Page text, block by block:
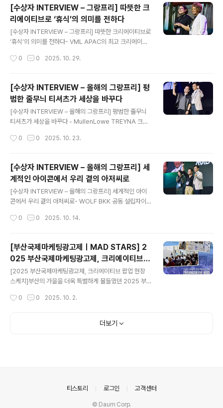
랑프리 수상작을 소개합니다. 바로 방글라데시의 크리에이
티브 에이전시 POP5가 쇼프노도라(SHOPNODHORA)
와 함께선보인 ‘Plot Farming’ 캠페인입니다. 이 작품은
SDGs (Sustainable Development Goals) Stars 부
문 골드에 이어 그랑프리까지 수상하며, 비즈니스의 본질
브’로 주목받았습니다.'버려진 땅..
[수상자 INTERVIEW – 그랑프리] 따뜻한 크
리에이티브로 ‘휴식’의 의미를 전하다
[수상자 INTERVIEW – 그랑프리] 따뜻한 크리에이티브로
‘휴식’의 의미를 전하다- VML APAC의 최고 크리에이티
의 크리에이티브를 만날 수 있는 곳, MAD STARS!이번에
바로 필리핀 VML Manila이 선보인 네슬레(Nestlé)의 ‘K
itKat Break Bar’ 캠페인입니다.이 작품은 MAD STAR
S 2025에서 무려 2개의 그랑프리와 함께 골드, 실버, 브
론즈 각 1개씩을 수상하며 주목받은 캠페인 중 하나로 이름
을 올렸습니다. 일상 속 ‘브레이크’를 되찾게 한, KitKat의
독특한 문화가 있습니다.직원..
0 0 2025. 10. 29.
[수상자 INTERVIEW – 올해의 그랑프리] 평
범한 줄무늬 티셔츠가 세상을 바꾸다
[수상자 INTERVIEW – 올해의 그랑프리] 평범한 줄무늬
티셔츠가 세상을 바꾸다 - MullenLowe TREYNA 크리
rvice, P&S) 올해의 그랑프리 수상작,태국 WOLF BKK
다. [수상자 INTERVIEW – 올해의 그랑프리] 세계적인 아
이콘에서 우리 곁의 아저씨로[수상자 INTERVIEW – 올해
의 그랑프리] 세계적인 아이콘에서 우리 곁의 아저씨로-
WOLF BKK 공동 설립자이자 최고 크리에이티브 책임자
(CCO), Torsak Chuenprapar 매년 세상을 바꿀 다양
고(Public Servic..
0 0 2025. 10. 23.
[수상자 INTERVIEW – 올해의 그랑프리] 세
계적인 아이콘에서 우리 곁의 아저씨로
[수상자 INTERVIEW – 올해의 그랑프리] 세계적인 아이
콘에서 우리 곁의 아저씨로- WOLF BKK 공동 설립자이
apar 매년 세상을 바꿀 다양한 크리에이티브 솔루션이 공
은 작품들을 통해 기발한 아이디어와 창의적인 시도를 만
나볼 수 있었습니다. 예선과 본선 심사를 거쳐 최고 영예상
인 올해의 그랑프리(Grand Prix of the Year)를 비롯해
그랑프리, 골드, 실버, 브론즈, 크리스탈이 시상되었으며,
특히 올해의 그랑프리는 제품 서비스(Product & Servic
g, PSA) 부문에서 각각 1편..
0 0 2025. 10. 14.
[부산국제마케팅광고제ㅣMAD STARS] 2
025 부산국제마케팅광고제, 크리에이티브
팝업 돌아보기
[2025 부산국제마케팅광고제, 크리에이티브 팝업 현장
스케치]부산의 가을을 더욱 특별하게 물들였던 2025 부
즐길 수 있었던 이번 행사는광고·마케팅·디지털 콘텐츠의
는데요! 세상을 바꾸는 창의적인 광고들이 모인 MAD ST
(일), 부산근현대역사관 별관에서 열렸습니..
0 0 2025. 10. 2.
더보기
티스토리 로그인 고객센터
© Daum Corp.